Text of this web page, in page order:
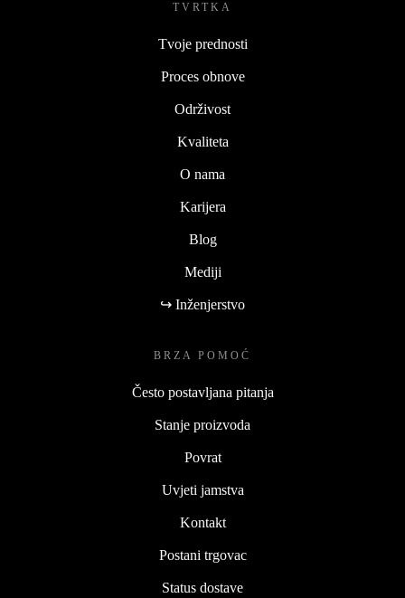
TVRTKA
Tvoje prednosti
Proces obnove
Održivost
Kvaliteta
O nama
Karijera
Blog
Mediji
↪ Inženjerstvo
BRZA POMOĆ
Često postavljana pitanja
Stanje proizvoda
Povrat
Uvjeti jamstva
Kontakt
Postani trgovac
Status dostave